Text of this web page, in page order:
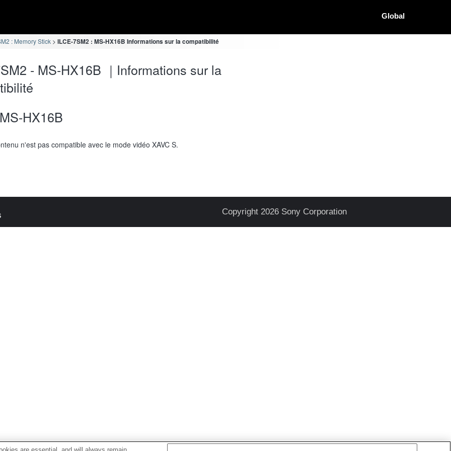
Global
: Memory Stick ILCE-7SM2 : MS-HX16B Informations sur la compatibilité
- MS-HX16B ｜Informations sur la
MS-HX16B
n'est pas compatible avec le mode vidéo XAVC S.
Copyright 2026 Sony Corporation